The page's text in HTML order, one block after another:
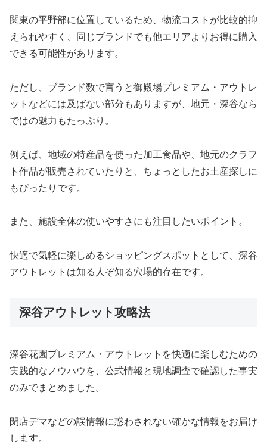
関東の平野部に位置しているため、物流コストが比較的抑
えられやすく、同じブランドでも他エリアよりお得に購入
できる可能性があります。
ただし、ブランド数で言うと御殿場プレミアム・アウトレ
ットなどには及ばない部分もありますが、地元・深谷なら
ではの魅力もたっぷり。
例えば、地域の特産品を使った加工食品や、地元のクラフ
ト作品が販売されていたりと、ちょっとしたお土産探しに
もぴったりです。
また、施設全体の使いやすさにも注目したいポイント。
快適で気軽に楽しめるショッピングスポットとして、深谷
アウトレットは知る人ぞ知る穴場的存在です。
深谷アウトレット攻略法
深谷花園プレミアム・アウトレットを快適に楽しむための
実践的なノウハウを、公式情報と現地調査で確認した事実
のみでまとめました。
閉店デマなどの誤情報に惑わされない確かな情報をお届け
します。